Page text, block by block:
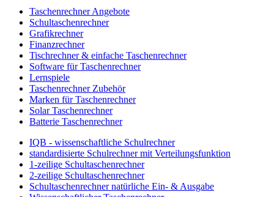
Taschenrechner Angebote
Schultaschenrechner
Grafikrechner
Finanzrechner
Tischrechner & einfache Taschenrechner
Software für Taschenrechner
Lernspiele
Taschenrechner Zubehör
Marken für Taschenrechner
Solar Taschenrechner
Batterie Taschenrechner
IQB - wissenschaftliche Schulrechner
standardisierte Schulrechner mit Verteilungsfunktion
1-zeilige Schultaschenrechner
2-zeilige Schultaschenrechner
Schultaschenrechner natürliche Ein- & Ausgabe